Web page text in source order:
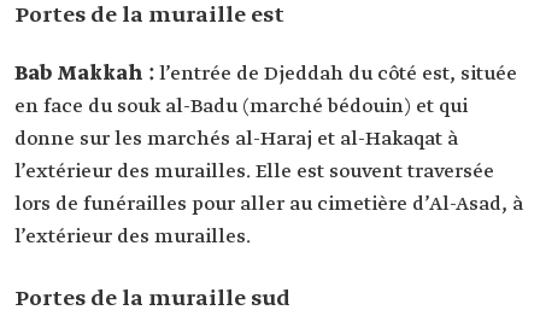
Portes de la muraille est
Bab Makkah :l’entrée de Djeddah du côté est, située
en face du souk al-Badu (marché bédouin) et qui
donne sur les marchés al-Haraj et al-Hakaqat à
l’extérieur des murailles. Elle est souvent traversée
lors de funérailles pour aller au cimetière d’Al-Asad, à
l’extérieur des murailles.
Portes de la muraille sud